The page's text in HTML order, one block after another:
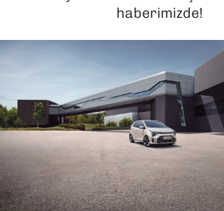
haberimizde!
SAĞLIK
TEKNOLOJİ
YAŞAM
YEREL YÖNETİMLER